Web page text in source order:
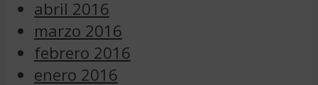
abril 2016
marzo 2016
febrero 2016
enero 2016